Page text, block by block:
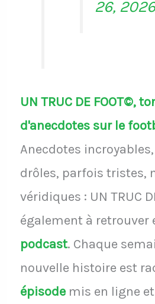
26,
UN TRUC DE FOOT©,
d'anecdotes sur le
Anecdotes
drôles, parfois tristes,
véridiques : UN TRUC
également à retrouver
podcast. Chaque
nouvelle histoire est
épisodemis en ligne